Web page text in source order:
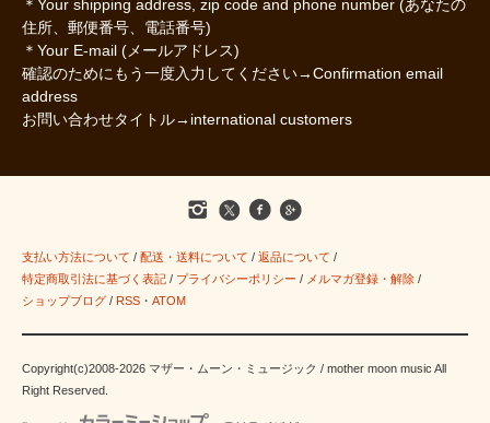
＊Your shipping address, zip code and phone number (あなたの
住所、郵便番号、電話番号)
＊Your E-mail (メールアドレス)
確認のためにもう一度入力してください→Confirmation email
address
お問い合わせタイトル→international customers
支払い方法について / 配送・送料について / 返品について /
特定商取引法に基づく表記 / プライバシーポリシー / メルマガ登録・解除 /
ショップブログ / RSS ・ ATOM
Copyright(c)2008-2026 マザー・ムーン・ミュージック / mother moon music All
Right Reserved.